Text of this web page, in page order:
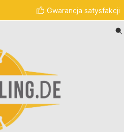
Gwarancja satysfakcji